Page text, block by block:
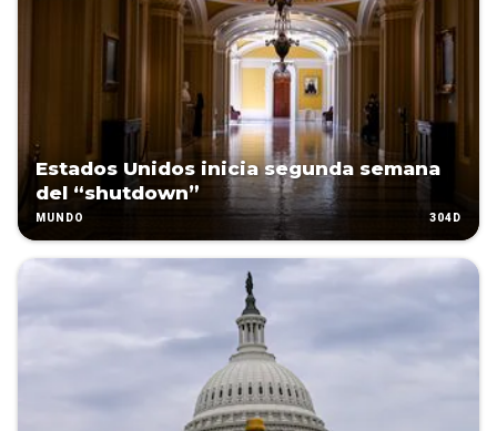
Estados Unidos inicia segunda semana
del “shutdown”
MUNDO 304D